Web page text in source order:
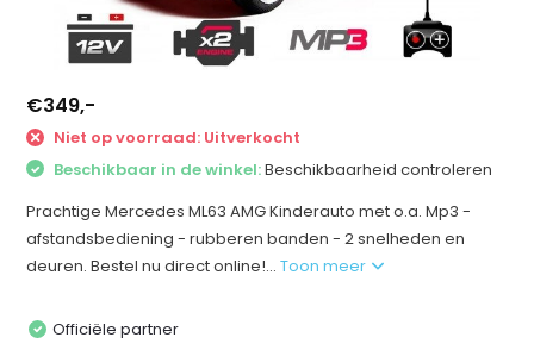
€349,-
Niet op voorraad: Uitverkocht
Beschikbaar in de winkel:Beschikbaarheid controleren
Prachtige Mercedes ML63 AMG Kinderauto met o.a. Mp3 -
afstandsbediening - rubberen banden - 2 snelheden en
deuren. Bestel nu direct online!...Toon meer
Officiële partner